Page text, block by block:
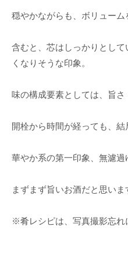
穏やかながらも、ボリューム
含むと、芯はしっかりとし
くなりそうな印象。
味の構成要素としては、旨さ
開栓から時間が経っても、結
華やか系の第一印象、無濾過
まずまず旨いお酒だと思いま
※肴レシピは、写真撮影忘れ